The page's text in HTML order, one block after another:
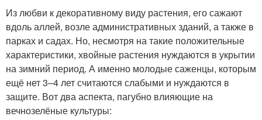
Из любви к декоративному виду растения, его сажают
вдоль аллей, возле административных зданий, а также в
парках и садах. Но, несмотря на такие положительные
характеристики, хвойные растения нуждаются в укрытии
на зимний период. А именно молодые саженцы, которым
ещё нет 3–4 лет считаются слабыми и нуждаются в
защите. Вот два аспекта, пагубно влияющие на
вечнозелёные культуры: